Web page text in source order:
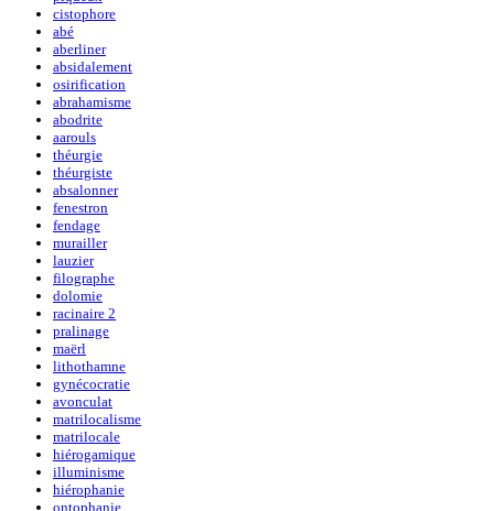
cistophore
abé
aberliner
absidalement
osirification
abrahamisme
abodrite
aarouls
théurgie
théurgiste
absalonner
fenestron
fendage
murailler
lauzier
filographe
dolomie
racinaire 2
pralinage
maërl
lithothamne
gynécocratie
avonculat
matrilocalisme
matrilocale
hiérogamique
illuminisme
hiérophanie
ontophanie